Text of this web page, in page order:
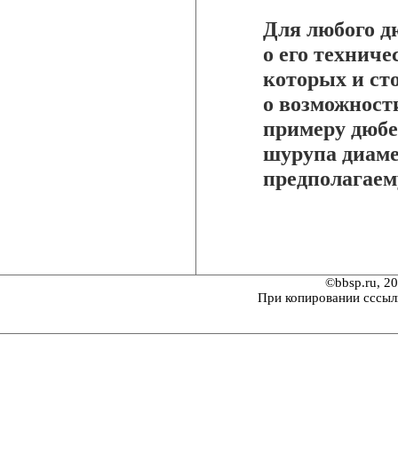
Для любого
о его
которых и
о
примеру
шурупа
©bbsp.ru,
При копировании